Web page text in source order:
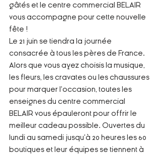
gâtés et le centre commercial BELAIR
vous accompagne pour cette nouvelle
fête !
Le 21 juin se tiendra la journée
consacrée à tous les pères de France.
Alors que vous ayez choisis la musique,
les fleurs, les cravates ou les chaussures
pour marquer l'occasion, toutes les
enseignes du centre commercial
BELAIR vous épauleront pour offrir le
meilleur cadeau possible. Ouvertes du
lundi au samedi jusqu'à 20 heures les 60
boutiques et leur équipes se tiennent à